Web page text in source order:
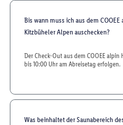
Bis wann muss ich aus dem
Kitzbüheler Alpen auschecken?
Der Check-Out aus dem COOEE
bis 10:00 Uhr am Abreisetag erfolgen.
Was beinhaltet der Saunabereich